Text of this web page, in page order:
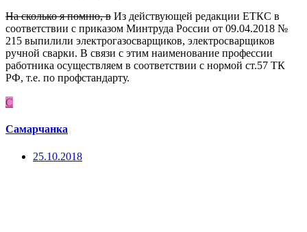
На сколько я помню, в Из действующей редакции ЕТКС в
соответствии с приказом Минтруда России от 09.04.2018 №
215 выпилили электрогазосварщиков, электросварщиков
ручной сварки. В связи с этим наименование профессии
работника осуществляем в соответствии с нормой ст.57 ТК
РФ, т.е. по профстандарту.
С
Самарчанка
25.10.2018